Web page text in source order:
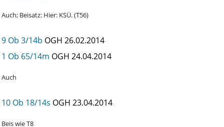
Auch; Beisatz: Hier: KSÜ. (T56)
9 Ob 3/14b OGH 26.02.2014
1 Ob 65/14m OGH 24.04.2014
Auch
10 Ob 18/14s OGH 23.04.2014
Beis wie T8